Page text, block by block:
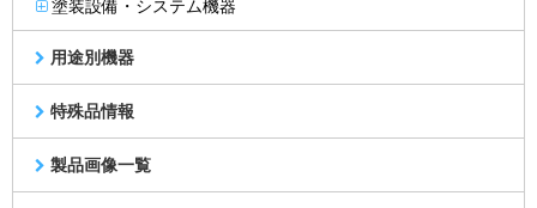
塗装設備・システム機器
用途別機器
特殊品情報
製品画像一覧